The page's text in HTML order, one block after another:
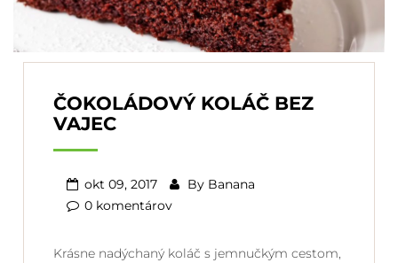
ČOKOLÁDOVÝ KOLÁČ BEZ
VAJEC
okt 09, 2017 By Banana
0 komentárov
Krásne nadýchaný koláč s jemnučkým cestom,